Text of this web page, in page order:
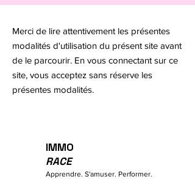
Merci de lire attentivement les présentes
modalités d'utilisation du présent site avant
de le parcourir. En vous connectant sur ce
site, vous acceptez sans réserve les
présentes modalités.
IMMO
RACE
Apprendre. S'amuser. Performer.